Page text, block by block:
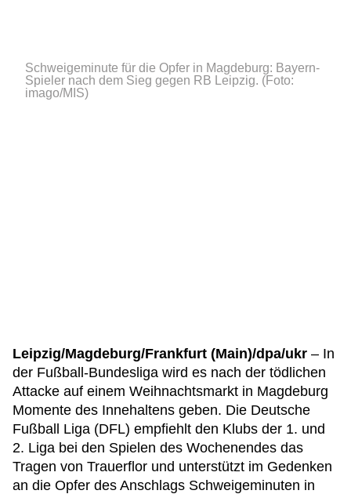
Schweigeminute für die Opfer in Magdeburg: Bayern-
Spieler nach dem Sieg gegen RB Leipzig. (Foto:
imago/MIS)
Leipzig/Magdeburg/Frankfurt (Main)/dpa/ukr – In
der Fußball-Bundesliga wird es nach der tödlichen
Attacke auf einem Weihnachtsmarkt in Magdeburg
Momente des Innehaltens geben. Die Deutsche
Fußball Liga (DFL) empfiehlt den Klubs der 1. und
2. Liga bei den Spielen des Wochenendes das
Tragen von Trauerflor und unterstützt im Gedenken
an die Opfer des Anschlags Schweigeminuten in